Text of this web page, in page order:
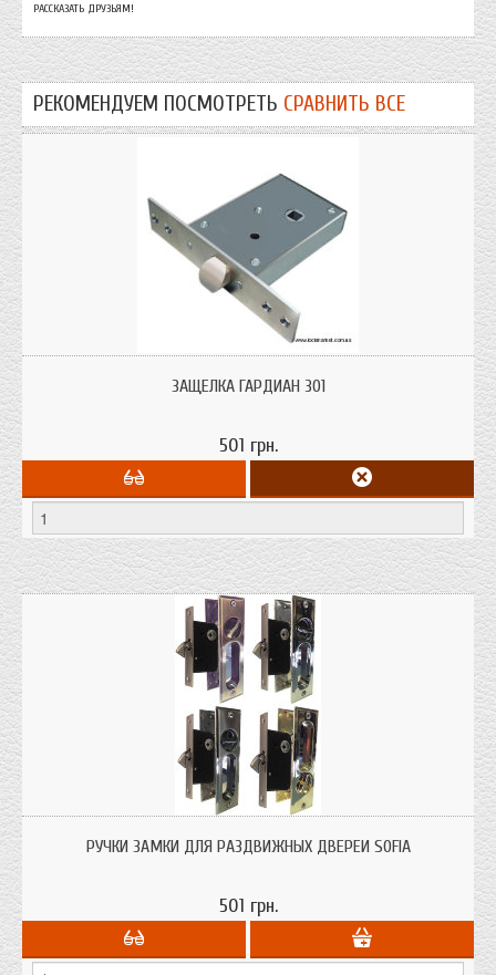
РАССКАЗАТЬ ДРУЗЬЯМ!
РЕКОМЕНДУЕМ ПОСМОТРЕТЬ СРАВНИТЬ ВСЕ
двери (подходит для дверей правого и левого открывания). Переворот
защелки выполняется без снятия крышки.
ЗАЩЕЛКА ГАРДИАН 301
501 грн.
РУЧКИ ЗАМКИ ДЛЯ РАЗДВИЖНЫХ ДВЕРЕЙ SOFIA
501 грн.